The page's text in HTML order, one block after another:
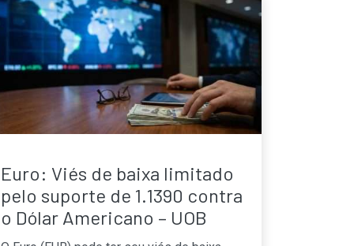
Euro: Viés de baixa limitado
pelo suporte de 1.1390 contra
o Dólar Americano – UOB